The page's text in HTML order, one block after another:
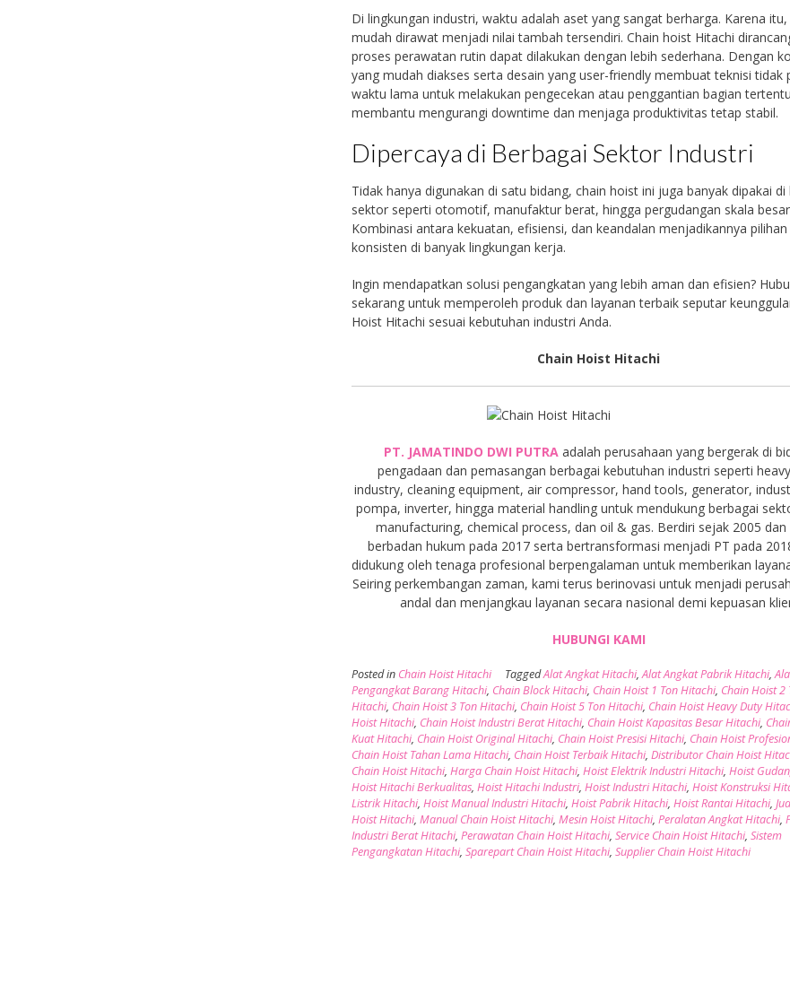
Di lingkungan industri, waktu adalah aset yang sangat berharga. Karena
mudah dirawat menjadi nilai tambah tersendiri. Chain hoist Hitachi
proses perawatan rutin dapat dilakukan dengan lebih sederhana. Dengan
yang mudah diakses serta desain yang user-friendly membuat teknisi tidak
waktu lama untuk melakukan pengecekan atau penggantian bagian
membantu mengurangi downtime dan menjaga produktivitas tetap stabil.
Dipercaya di Berbagai Sektor Industri
Tidak hanya digunakan di satu bidang, chain hoist ini juga banyak dipakai di
sektor seperti otomotif, manufaktur berat, hingga pergudangan skala
Kombinasi antara kekuatan, efisiensi, dan keandalan menjadikannya
konsisten di banyak lingkungan kerja.
Ingin mendapatkan solusi pengangkatan yang lebih aman dan efisien?
sekarang untuk memperoleh produk dan layanan terbaik seputar
Hoist Hitachi sesuai kebutuhan industri Anda.
Chain Hoist Hitachi
PT. JAMATINDO DWI PUTRAadalah perusahaan yang bergerak di
pengadaan dan pemasangan berbagai kebutuhan industri seperti
industry, cleaning equipment, air compressor, hand tools, generator,
pompa, inverter, hingga material handling untuk mendukung berbagai
manufacturing, chemical process, dan oil & gas. Berdiri sejak 2005 dan
berbadan hukum pada 2017 serta bertransformasi menjadi PT pada
didukung oleh tenaga profesional berpengalaman untuk memberikan
Seiring perkembangan zaman, kami terus berinovasi untuk menjadi
andal dan menjangkau layanan secara nasional demi kepuasan
HUBUNGI KAMI
Posted in Chain Hoist Hitachi TaggedAlat Angkat Hitachi,Alat Angkat Pabrik Hitachi,
Pengangkat Barang Hitachi, Chain Block Hitachi, Chain Hoist 1 Ton Hitachi, Chain Hoist 2
Hitachi, Chain Hoist 3 Ton Hitachi, Chain Hoist 5 Ton Hitachi, Chain Hoist Heavy Duty
Hoist Hitachi, Chain Hoist Industri Berat Hitachi, Chain Hoist Kapasitas Besar Hitachi,
Kuat Hitachi, Chain Hoist Original Hitachi, Chain Hoist Presisi Hitachi, Chain Hoist
Chain Hoist Tahan Lama Hitachi, Chain Hoist Terbaik Hitachi,Distributor Chain Hoist
Chain Hoist Hitachi,Harga Chain Hoist Hitachi,Hoist Elektrik Industri Hitachi,Hoist
Hoist Hitachi Berkualitas,Hoist Hitachi Industri,Hoist Industri Hitachi,Hoist Konstruksi
Listrik Hitachi,Hoist Manual Industri Hitachi,Hoist Pabrik Hitachi,Hoist Rantai Hitachi,
Hoist Hitachi,Manual Chain Hoist Hitachi,Mesin Hoist Hitachi,Peralatan Angkat Hitachi,
Industri Berat Hitachi,Perawatan Chain Hoist Hitachi,Service Chain Hoist Hitachi,Sistem
Pengangkatan Hitachi,Sparepart Chain Hoist Hitachi,Supplier Chain Hoist Hitachi